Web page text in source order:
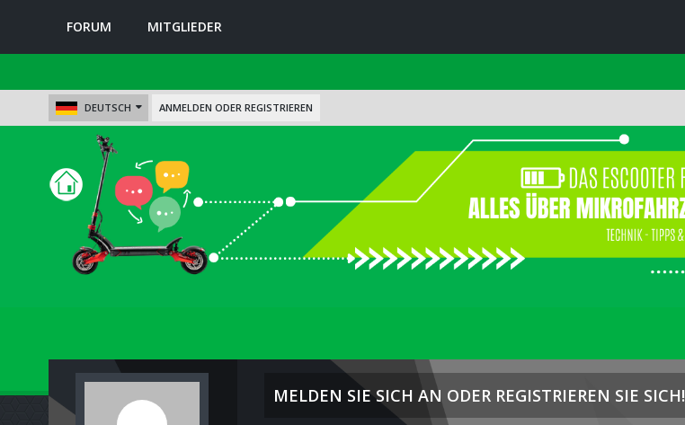
FORUM MITGLIEDER
DEUTSCH ANMELDEN ODER REGISTRIEREN
MELDEN SIE SICH AN ODER REGISTRIEREN SIE SICH!